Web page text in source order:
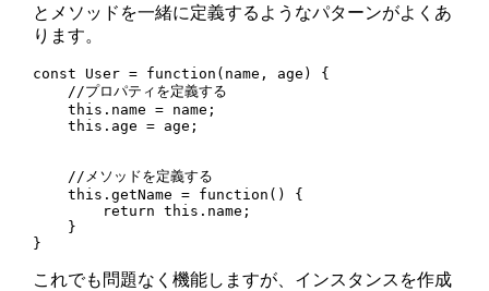
とメソッドを一緒に定義するようなパターンがよくあ
ります。
const User = function(name, age) {
    //プロパティを定義する
    this.name = name;
    this.age = age;
    //メソッドを定義する
    this.getName = function() {
        return this.name;
    }
これでも問題なく機能しますが、インスタンスを作成